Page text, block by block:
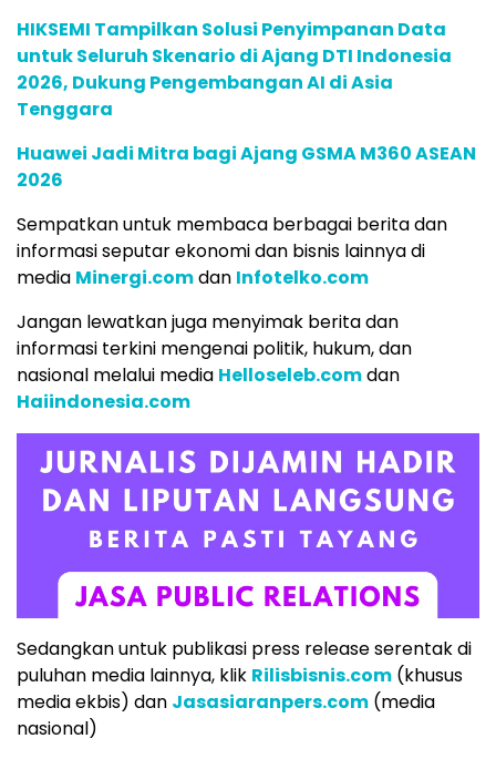
HIKSEMI Tampilkan Solusi Penyimpanan Data
untuk Seluruh Skenario di Ajang DTI Indonesia
2026, Dukung Pengembangan AI di Asia
Tenggara
Huawei Jadi Mitra bagi Ajang GSMA M360 ASEAN
2026
Sempatkan untuk membaca berbagai berita dan
informasi seputar ekonomi dan bisnis lainnya di
media Minergi.comdan Infotelko.com
Jangan lewatkan juga menyimak berita dan
informasi terkini mengenai politik, hukum, dan
nasional melalui media Helloseleb.comdan
Haiindonesia.com
Sedangkan untuk publikasi press release serentak di
puluhan media lainnya, klik Rilisbisnis.com (khusus
media ekbis) dan Jasasiaranpers.com (media
nasional)